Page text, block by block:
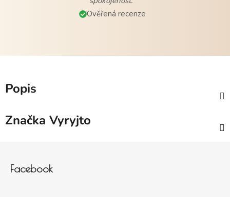
Ověřená recenze
Popis
Značka Vyryjto
Facebook